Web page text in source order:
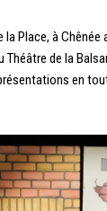
Place, à Chênée
de la
en